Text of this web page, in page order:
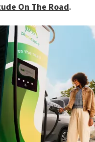
On The Road.